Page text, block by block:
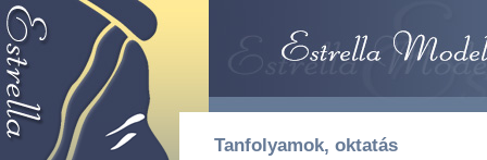
Tanfolyamok, oktatás